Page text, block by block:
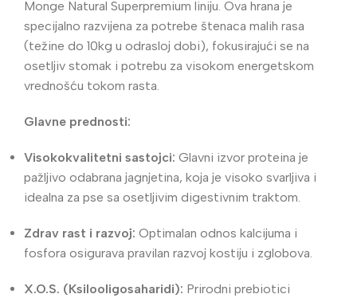
Monge Natural Superpremium liniju. Ova hrana je
specijalno razvijena za potrebe štenaca malih rasa
(težine do 10kg u odrasloj dobi), fokusirajući se na
osetljiv stomak i potrebu za visokom energetskom
vrednošću tokom rasta.
Glavne prednosti:
Visokokvalitetni sastojci: Glavni izvor proteina je
pažljivo odabrana jagnjetina, koja je visoko svarljiva i
idealna za pse sa osetljivim digestivnim traktom.
Zdrav rast i razvoj: Optimalan odnos kalcijuma i
fosfora osigurava pravilan razvoj kostiju i zglobova.
X.O.S. (Ksilooligosaharidi): Prirodni prebiotici